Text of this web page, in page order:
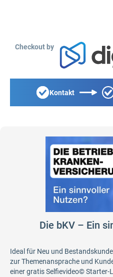
Checkout by
Kontakt
Die bKV
Ideal für Neu und
zur Themenansprache und
einer gratis Selfievideo© Starter-